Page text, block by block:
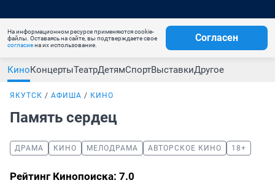
На информационном ресурсе применяются cookie-
файлы. Оставаясь на сайте, вы подтверждаете свое
согласиена их использование.
Согласен
КиноКонцертыТеатрДетямСпортВыставкиДругое
ЯКУТСК АФИША КИНО
Память сердец
ДРАМА КИНО МЕЛОДРАМА АВТОРСКОЕ КИНО 18+
Рейтинг Кинопоиска: 7.0